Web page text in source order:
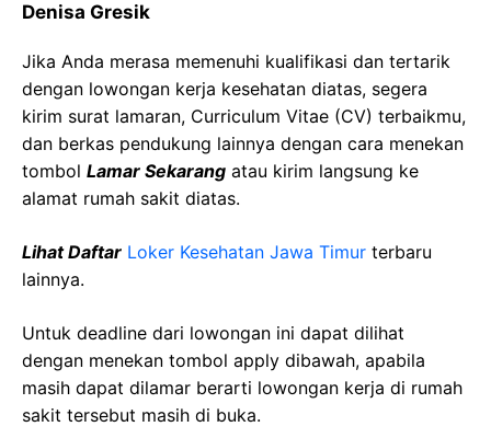
Denisa Gresik
Jika Anda merasa memenuhi kualifikasi dan tertarik
dengan lowongan kerja kesehatan diatas, segera
kirim surat lamaran, Curriculum Vitae (CV) terbaikmu,
dan berkas pendukung lainnya dengan cara menekan
tombol Lamar Sekarang atau kirim langsung ke
alamat rumah sakit diatas.
Lihat Daftar Loker Kesehatan Jawa Timur terbaru
lainnya.
Untuk deadline dari lowongan ini dapat dilihat
dengan menekan tombol apply dibawah, apabila
masih dapat dilamar berarti lowongan kerja di rumah
sakit tersebut masih di buka.